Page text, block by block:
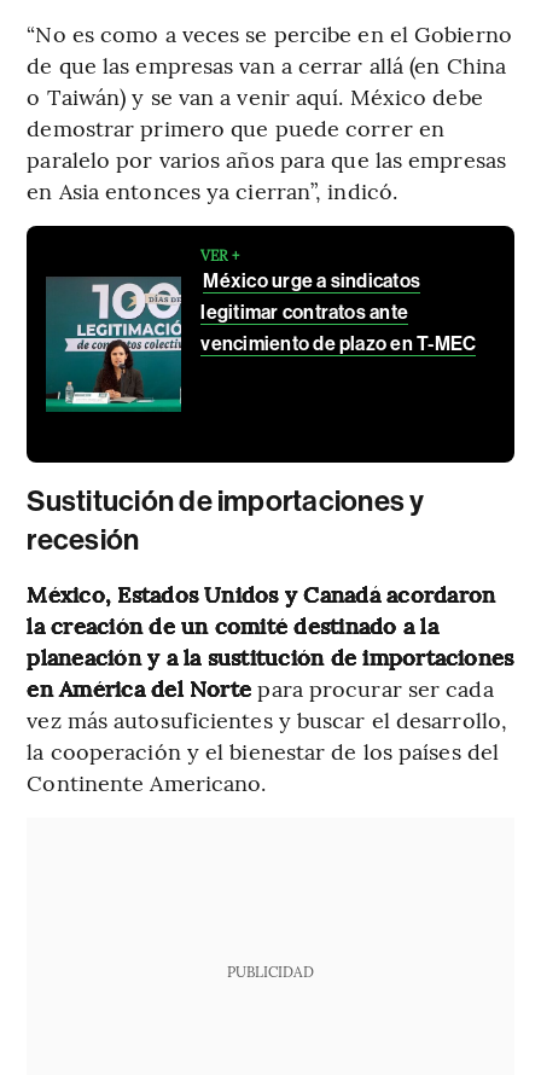
“No es como a veces se percibe en el Gobierno
de que las empresas van a cerrar allá (en China
o Taiwán) y se van a venir aquí. México debe
demostrar primero que puede correr en
paralelo por varios años para que las empresas
en Asia entonces ya cierran”, indicó.
VER +
México urge a sindicatos
legitimar contratos ante
vencimiento de plazo en T-MEC
Sustitución de importaciones y
recesión
México, Estados Unidos y Canadá acordaron
la creación de un comité destinado a la
planeación y a la sustitución de importaciones
en América del Nortepara procurar ser cada
vez más autosuficientes y buscar el desarrollo,
la cooperación y el bienestar de los países del
Continente Americano.
PUBLICIDAD